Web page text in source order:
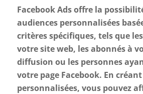
Facebook Ads offre la
audiences personnalisées
critères spécifiques, tels que
votre site web, les abonnés à
diffusion ou les personnes
votre page Facebook. En
personnalisées, vous pouvez